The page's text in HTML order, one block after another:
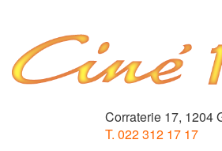
Corraterie 17, 1204
T. 022 312 17 17